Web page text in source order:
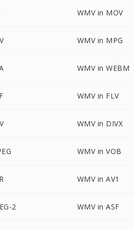
WMV in MOV
WMV in MPG
WMV in WEBM
WMV in FLV
WMV in DIVX
WMV in VOB
WMV in AV1
2 WMV in ASF